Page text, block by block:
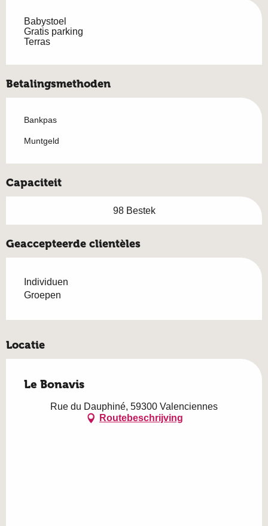
Babystoel
Gratis parking
Terras
Betalingsmethoden
Bankpas
Muntgeld
Capaciteit
98 Bestek
Geaccepteerde clientèles
Individuen
Groepen
Locatie
Le Bonavis
Rue du Dauphiné, 59300 Valenciennes
Routebeschrijving